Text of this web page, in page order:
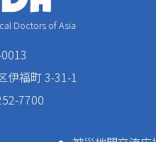
Doctors of Asia
伊福町 3-31-1
7700